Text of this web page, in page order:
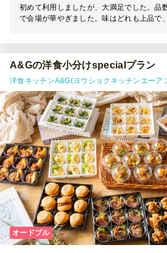
初めて利用しましたが、大満足でした。品
で会場が華やぎました。味はどれも上品で
懇親会でも利用したいと思います。
A&Gの洋食小分けspecialプラン
洋食キッチンA&G(ヨウショクキッチンエーア
オードブル